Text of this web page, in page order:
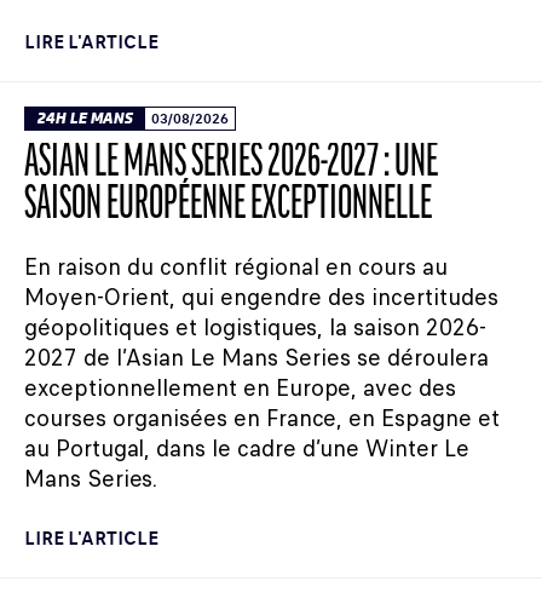
LIRE L'ARTICLE
24H LE MANS 03/08/2026
ASIAN LE MANS SERIES 2026-2027 : UNE
SAISON EUROPÉENNE EXCEPTIONNELLE
En raison du conflit régional en cours au
Moyen-Orient, qui engendre des incertitudes
géopolitiques et logistiques, la saison 2026-
2027 de l’Asian Le Mans Series se déroulera
exceptionnellement en Europe, avec des
courses organisées en France, en Espagne et
au Portugal, dans le cadre d’une Winter Le
Mans Series.
LIRE L'ARTICLE